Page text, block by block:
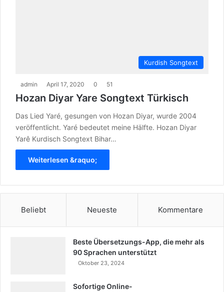
Kurdish Songtext
admin April 17, 2020 0 51
Hozan Diyar Yare Songtext Türkisch
Das Lied Yaré, gesungen von Hozan Diyar, wurde 2004
veröffentlicht. Yaré bedeutet meine Hälfte. Hozan Diyar
Yarê Kurdisch Songtext Bihar…
Weiterlesen &raquo;
Beliebt Neueste Kommentare
Beste Übersetzungs-App, die mehr als
90 Sprachen unterstützt
Oktober 23, 2024
Sofortige Online-